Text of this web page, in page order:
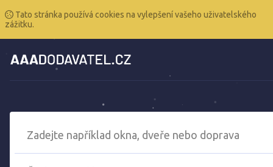
Tato stránka používá cookies na vylepšení vašeho uživatelského
zážitku.